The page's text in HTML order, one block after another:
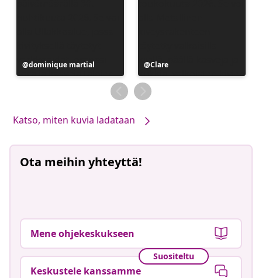
Julkaissut
dominique martial Julkaissut
Clare
Katso, miten kuvia ladataan
Ota meihin yhteyttä!
Mene ohjekeskukseen
Suositeltu
Keskustele kanssamme